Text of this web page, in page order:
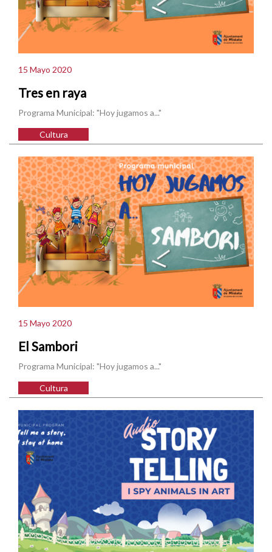
15 Mayo 2020
Tres en raya
Programa Municipal: "Hoy jugamos a..."
Cultura
15 Mayo 2020
El Sambori
Programa Municipal: "Hoy jugamos a..."
Cultura